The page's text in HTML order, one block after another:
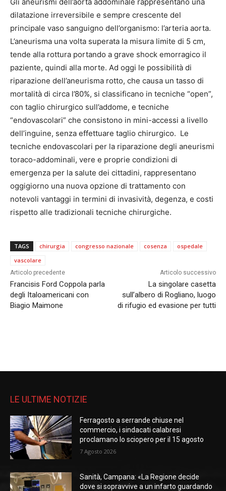
dilatazione irreversibile e sempre crescente del
principale vaso sanguigno dell’organismo: l’arteria aorta.
L’aneurisma una volta superata la misura limite di 5 cm,
tende alla rottura portando a grave shock emorragico il
paziente, quindi alla morte. Ad oggi le possibilità di
riparazione dell’aneurisma rotto, che causa un tasso di
mortalità di circa l’80%, si classificano in tecniche “open”,
con taglio chirurgico sull’addome, e tecniche
“endovascolari” che consistono in mini-accessi a livello
dell’inguine, senza effettuare taglio chirurgico. Le
tecniche endovascolari per la riparazione degli aneurismi
toraco-addominali, vere e proprie condizioni di
emergenza per la salute dei cittadini, rappresentano
oggigiorno una nuova opzione di trattamento con
notevoli vantaggi in termini di invasività, degenza, e costi
rispetto alle tradizionali tecniche chirurgiche.
TAGS chirurgia congresso nazionale cosenza
ospedale
vascolare
Articolo precedente
Francisis Ford Coppola parla
degli Italoamericani con
Biagio Maimone
Articolo successivo
La singolare casetta
sull’albero di Rogliano, luogo
di rifugio ed evasione per tutti
LE ULTIME NOTIZIE
Ferragosto a serrande chiuse nel
commercio, i sindacati calabresi
proclamano lo sciopero per il 15 agosto
7 Agosto 2026
Sanità, Campana: «La Regione decide
dove si sopravvive a un infarto guardando